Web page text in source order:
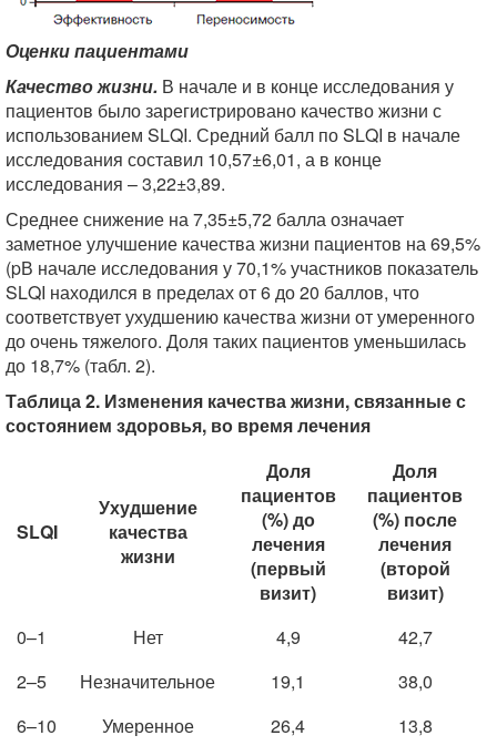
Оценки пациентами
Качество жизни. В начале и в конце исследования у
пациентов было зарегистрировано качество жизни с
использованием SLQI. Средний балл по SLQI в начале
исследования составил 10,57±6,01, а в конце
исследования – 3,22±3,89.
Среднее снижение на 7,35±5,72 балла означает
заметное улучшение качества жизни пациентов на 69,5%
(pВ начале исследования у 70,1% участников показатель
SLQI находился в пределах от 6 до 20 баллов, что
соответствует ухудшению качества жизни от умеренного
до очень тяжелого. Доля таких пациентов уменьшилась
до 18,7% (табл. 2).
Таблица 2. Изменения качества жизни, связанные с
состоянием здоровья, во время лечения
SLQI
Ухудшение
качества
жизни
Доля
пациентов
(%) до
лечения
(первый
визит)
Доля
пациентов
(%) после
лечения
(второй
визит)
0–1
Нет 4,9
42,7
2–5
Незначительное 19,1
38,0
6–10
Умеренное 26,4
13,8